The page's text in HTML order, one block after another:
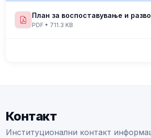
PDF • 711.3 KB
Контакт
Институционални контакт